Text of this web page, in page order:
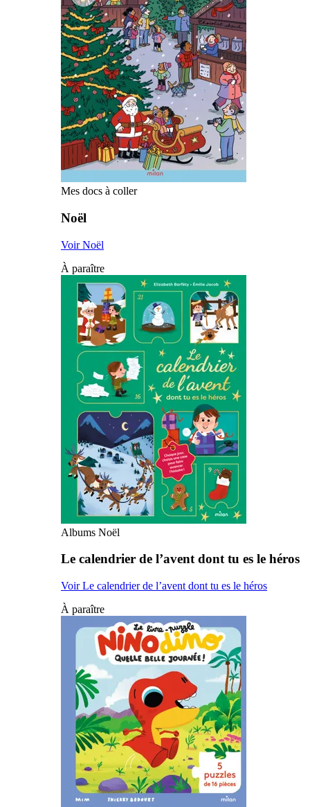
Mes docs à coller
Noël
Voir Noël
À paraître
Albums Noël
Le calendrier de l’avent dont tu es le héros
Voir Le calendrier de l’avent dont tu es le héros
À paraître